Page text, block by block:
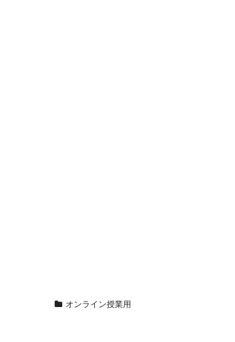
オンライン授業用